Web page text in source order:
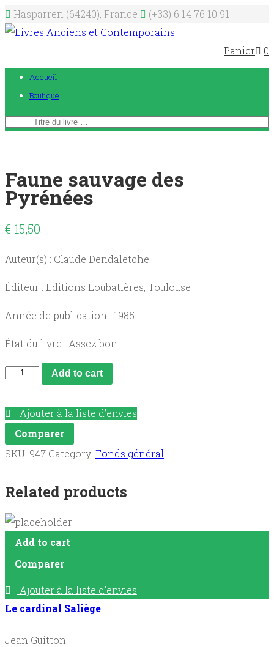
Hasparren (64240), France (+33) 6 14 76 10 91
Panier 0
Accueil
Boutique
Faune sauvage des
Pyrénées
€ 15,50
Auteur(s) : Claude Dendaletche
Éditeur : Editions Loubatières, Toulouse
Année de publication : 1985
État du livre : Assez bon
Faune
des
Pyrénées
quantity
Add to cart
Ajouter à la liste d’envies
Comparer
SKU: 947 Category: Fonds général
Related products
Add to cart
Comparer
Ajouter à la liste d’envies
Le cardinal Saliège
Jean Guitton